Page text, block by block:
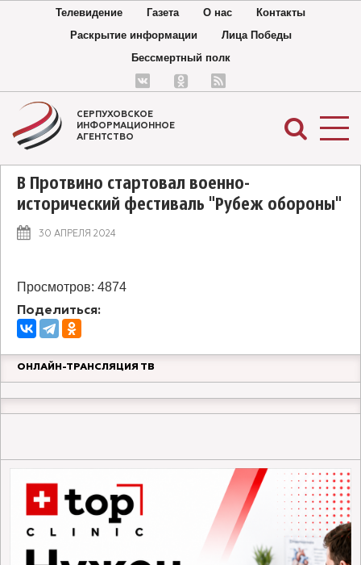
Телевидение Газета О нас
Контакты
Раскрытие информации
Лица Победы
Бессмертный полк
СЕРПУХОВСКОЕ
ИНФОРМАЦИОННОЕ
АГЕНТСТВО
В Протвино стартовал военно-
исторический фестиваль "Рубеж обороны"
30 АПРЕЛЯ 2024
фестиваль "Рубеж обороны"
Просмотров: 4874
Поделиться:
ОНЛАЙН-ТРАНСЛЯЦИЯ ТВ